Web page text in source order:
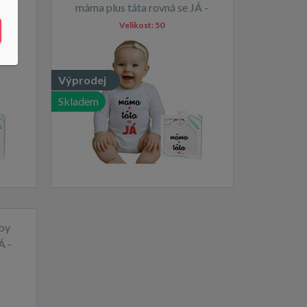
máma plus táta rovná se JÁ -
dárkové balení
Výprodej
Skladem
Velikost: 50
-